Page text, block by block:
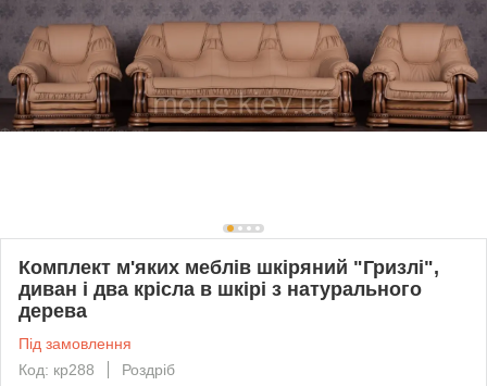
Комплект м'яких меблів шкіряний "Гризлі",
диван і два крісла в шкірі з натурального
дерева
Під замовлення
Код: кр288
Роздріб